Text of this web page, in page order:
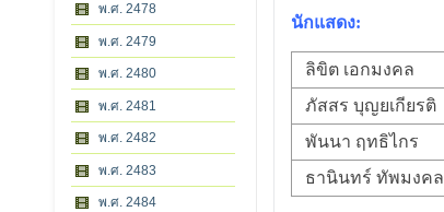
พ.ศ. 2478
พ.ศ. 2479
พ.ศ. 2480
พ.ศ. 2481
พ.ศ. 2482
พ.ศ. 2483
พ.ศ. 2484
นักแสดง:
ลิขิต เอกมงคล
ภัสสร บุญยเกียรติ
พันนา ฤทธิไกร
ธานินทร์ ทัพมงคล